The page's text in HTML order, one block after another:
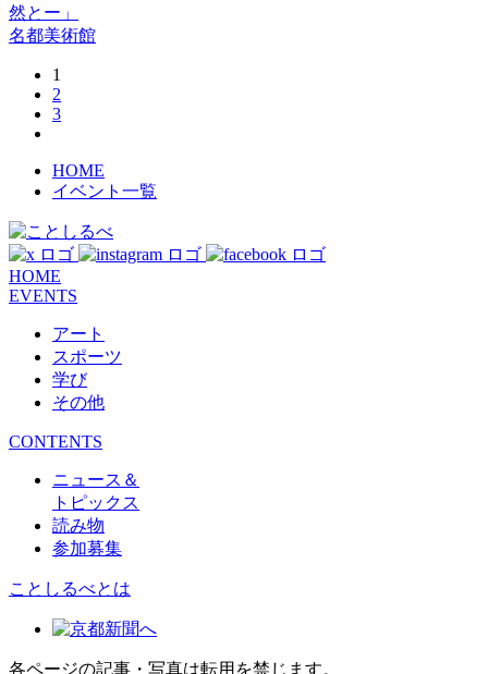
然とー」
名都美術館
1
2
3
HOME
イベント一覧
HOME
EVENTS
アート
スポーツ
学び
その他
CONTENTS
ニュース＆
トピックス
読み物
参加募集
ことしるべとは
各ページの記事・写真は転用を禁じます。